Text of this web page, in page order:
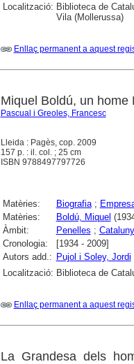
Localització: Biblioteca de
Vila (Mollerussa)
Enllaç permanent a aquest
Miquel Boldú, un home
Pascual i Greoles, Francesc
Lleida : Pagès, cop. 2009
157 p. : il. col. ; 25 cm
ISBN 9788497797726
Matèries: Biografia;
Matèries:
Boldú, Miquel
Àmbit:
Penelles ;
Cronologia:
[1934 - 2009]
Autors add.: Pujol i Soley, Jordi
Localització: Biblioteca de
Enllaç permanent a aquest
La Grandesa dels